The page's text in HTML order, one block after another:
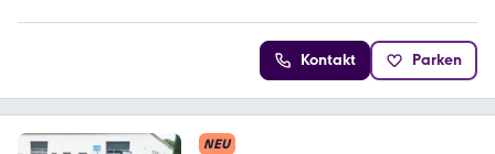
Kontakt Parken
NEU